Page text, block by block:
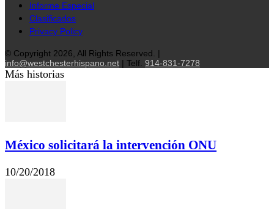
Informe Especial
Clasificados
Privacy Policy
© Copyright 2026, All Rights Reserved. |
info@westchesterhispano.net | Telf. 914-831-7278
Más historias
México solicitará la intervención ONU
10/20/2018